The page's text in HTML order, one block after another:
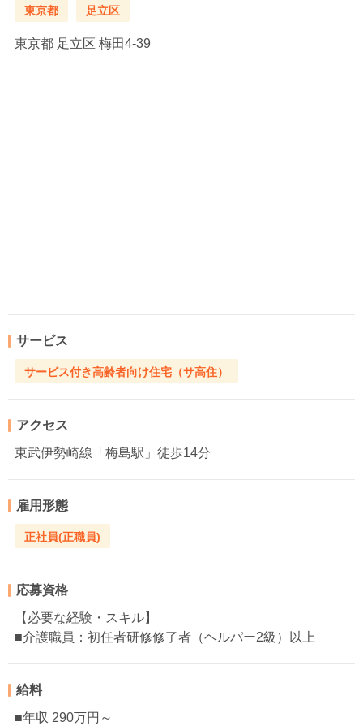
東京都 足立区
東京都 足立区 梅田4-39
サービス
サービス付き高齢者向け住宅（サ高住）
アクセス
東武伊勢崎線「梅島駅」徒歩14分
雇用形態
正社員(正職員)
応募資格
【必要な経験・スキル】
■介護職員：初任者研修修了者（ヘルパー2級）以上
給料
■年収 290万円～